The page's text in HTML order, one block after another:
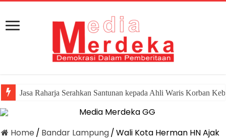
Jasa Raharja Serahkan Santunan kepada Ahli Waris Korban
Home / Bandar Lampung/Wali Kota Herman HN Ajak